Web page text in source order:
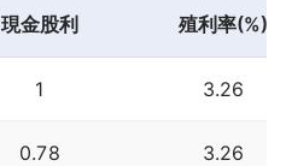
現金股利 殖利率(%)
1 3.26
0.78 3.26